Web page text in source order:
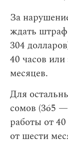
За
ждать
304
40 часов
месяцев.
Для
сомов (365
работы от
от шести